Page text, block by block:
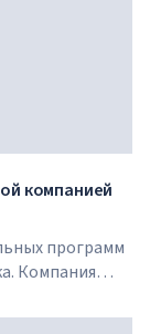
компанией
программ
Компания
созданной